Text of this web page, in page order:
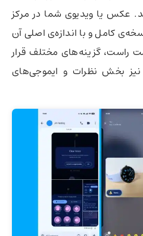
عکس یا ویدیوی شما در مرکز
کامل و با اندازه‌ی اصلی آن
راست، گزینه‌های مختلف قرار
نیز بخش نظرات و ایموجی‌های